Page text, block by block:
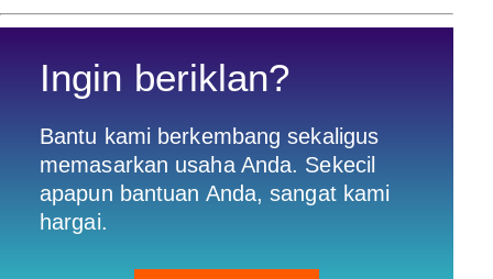
Ingin beriklan?
Bantu kami berkembang sekaligus
memasarkan usaha Anda. Sekecil
apapun bantuan Anda, sangat kami
hargai.